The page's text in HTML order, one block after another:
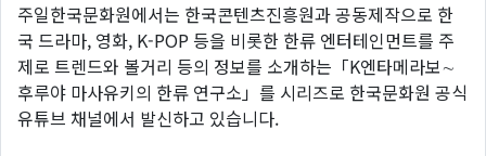
주일한국문화원에서는 한국콘텐츠진흥원과 공동제작으로 한
국 드라마, 영화, K-POP 등을 비롯한 한류 엔터테인먼트를 주
제로 트렌드와 볼거리 등의 정보를 소개하는「K엔타메라보∼
후루야 마사유키의 한류 연구소」를 시리즈로 한국문화원 공식
유튜브 채널에서 발신하고 있습니다.